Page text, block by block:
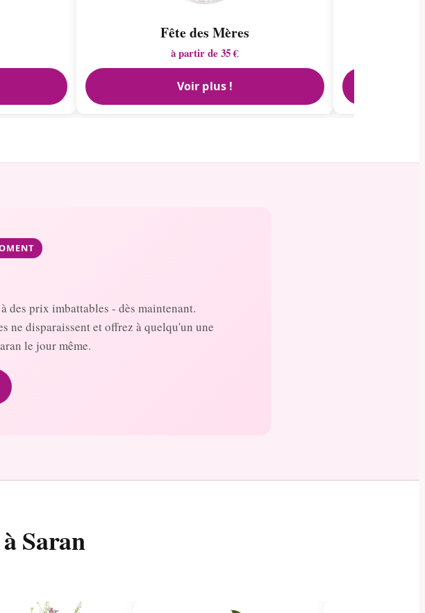
Fête des Mères
à partir de 35 €
Voir plus !
des prix imbattables - dès maintenant.
ne disparaissent et offrez à quelqu'un une
le jour même.
Saran